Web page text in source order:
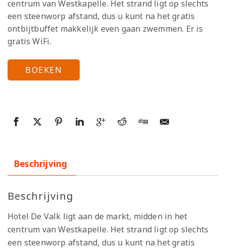
centrum van Westkapelle. Het strand ligt op slechts
een steenworp afstand, dus u kunt na het gratis
ontbijtbuffet makkelijk even gaan zwemmen. Er is
gratis WiFi.
BOEKEN
Beschrijving
Beschrijving
Hotel De Valk ligt aan de markt, midden in het
centrum van Westkapelle. Het strand ligt op slechts
een steenworp afstand, dus u kunt na het gratis